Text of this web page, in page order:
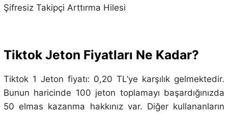
Şifresiz Takipçi Arttırma Hilesi
Tiktok Jeton Fiyatları Ne Kadar?
Tiktok 1 Jeton fiyatı: 0,20 TL’ye karşılık gelmektedir.
Bunun haricinde 100 jeton toplamayı başardığınızda
50 elmas kazanma hakkınız var. Diğer kullananların